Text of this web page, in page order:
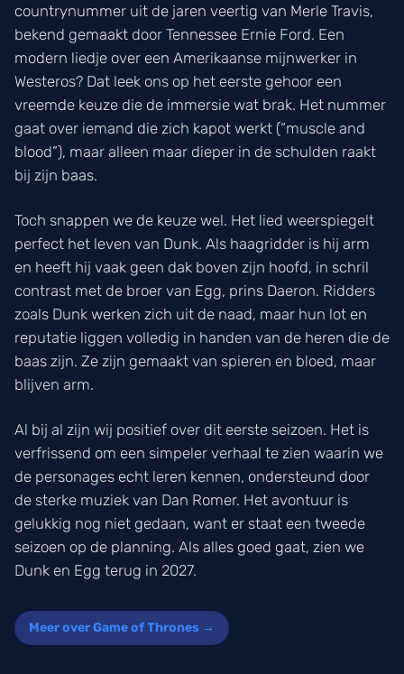
countrynummer uit de jaren veertig van Merle Travis,
bekend gemaakt door Tennessee Ernie Ford. Een
modern liedje over een Amerikaanse mijnwerker in
Westeros? Dat leek ons op het eerste gehoor een
vreemde keuze die de immersie wat brak. Het nummer
gaat over iemand die zich kapot werkt (“muscle and
blood”), maar alleen maar dieper in de schulden raakt
bij zijn baas.
Toch snappen we de keuze wel. Het lied weerspiegelt
perfect het leven van Dunk. Als haagridder is hij arm
en heeft hij vaak geen dak boven zijn hoofd, in schril
contrast met de broer van Egg, prins Daeron. Ridders
zoals Dunk werken zich uit de naad, maar hun lot en
reputatie liggen volledig in handen van de heren die de
baas zijn. Ze zijn gemaakt van spieren en bloed, maar
blijven arm.
Al bij al zijn wij positief over dit eerste seizoen. Het is
verfrissend om een simpeler verhaal te zien waarin we
de personages echt leren kennen, ondersteund door
de sterke muziek van Dan Romer. Het avontuur is
gelukkig nog niet gedaan, want er staat een tweede
seizoen op de planning. Als alles goed gaat, zien we
Dunk en Egg terug in 2027.
Meer over Game of Thrones →